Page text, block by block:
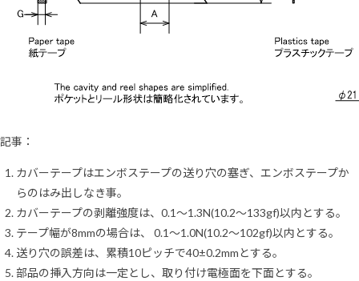
記事：
カバーテープはエンボステープの送り穴の塞ぎ、エンボステープか
らのはみ出しなき事。
カバーテープの剥離強度は、0.1～1.3N(10.2～133gf)以内とする。
テープ幅が8mmの場合は、 0.1～1.0N(10.2～102gf)以内とする。
送り穴の誤差は、累積10ピッチで40±0.2mmとする。
部品の挿入方向は一定とし、取り付け電極面を下面とする。